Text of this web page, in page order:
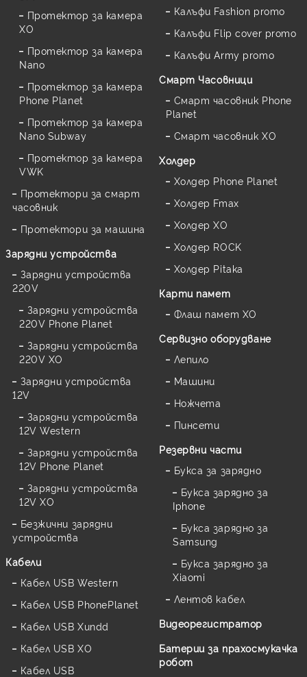
Протектор за камера
XO
Протектор за камера
Nano
Протектор за камера
Phone Planet
Протектор за камера
Nano Subway
Протектор за камера
VWK
Протектори за смарт
часовник
Протектори за машина
Зарядни устройства
Зарядни устройства
220V
Зарядни устройства
220V Phone Planet
Зарядни устройства
220V XO
Зарядни устройства
12V
Зарядни устройства
12V Western
Зарядни устройства
12V Phone Planet
Зарядни устройства
12V XO
Безжични зарядни
устройства
Кабели
Кабел USB Western
Кабел USB PhonePlanet
Кабел USB Xundd
Кабел USB XO
Кабел USB
Калъфи Fashion promo
Калъфи Flip cover promo
Калъфи Army promo
Смарт Часовници
Смарт часовник Phone
Planet
Смарт часовник XO
Холдер
Холдер Phone Planet
Холдер Fmax
Холдер XO
Холдер ROCK
Холдер Pitaka
Карти памет
Флаш памет XO
Сервизно оборудване
Лепило
Машини
Ножчета
Пинсети
Резервни части
Букса за зарядно
Букса зарядно за
Iphone
Букса зарядно за
Samsung
Букса зарядно за
Xiaomi
Лентов кабел
Видеорегистратор
Батерии за прахосмукачка
робот